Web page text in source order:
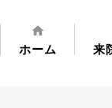
home
ホーム 来